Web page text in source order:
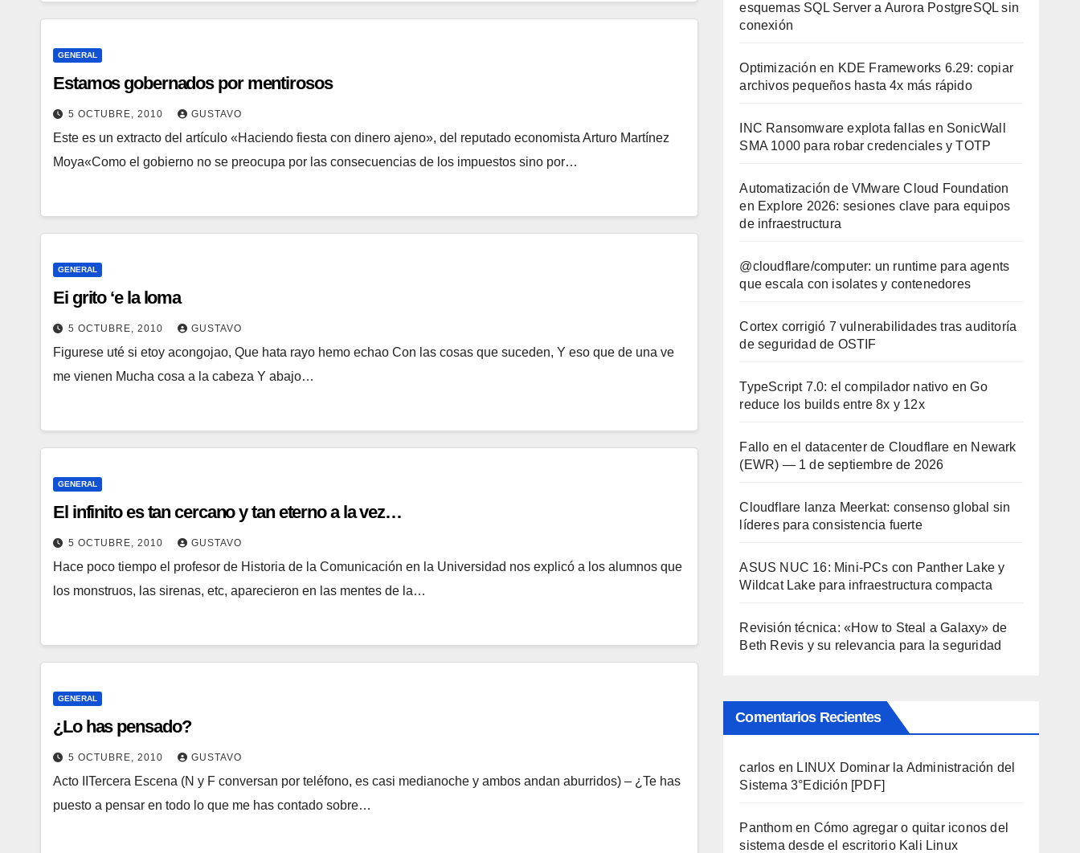
GENERAL
Estamos gobernados por mentirosos
5 OCTUBRE, 2010 GUSTAVO
Este es un extracto del artículo «Haciendo fiesta con dinero ajeno», del reputado economista Arturo Martínez
Moya«Como el gobierno no se preocupa por las consecuencias de los impuestos sino por…
GENERAL
Ei grito ‘e la loma
5 OCTUBRE, 2010 GUSTAVO
Figurese uté si etoy acongojao, Que hata rayo hemo echao Con las cosas que suceden, Y eso que de una ve
me vienen Mucha cosa a la cabeza Y abajo…
GENERAL
El infinito es tan cercano y tan eterno a la vez…
5 OCTUBRE, 2010 GUSTAVO
Hace poco tiempo el profesor de Historia de la Comunicación en la Universidad nos explicó a los alumnos que
los monstruos, las sirenas, etc, aparecieron en las mentes de la…
GENERAL
¿Lo has pensado?
5 OCTUBRE, 2010 GUSTAVO
Acto IITercera Escena (N y F conversan por teléfono, es casi medianoche y ambos andan aburridos) – ¿Te has
puesto a pensar en todo lo que me has contado sobre…
esquemas SQL Server a Aurora PostgreSQL sin
conexión
Optimización en KDE Frameworks 6.29: copiar
archivos pequeños hasta 4x más rápido
INC Ransomware explota fallas en SonicWall
SMA 1000 para robar credenciales y TOTP
Automatización de VMware Cloud Foundation
en Explore 2026: sesiones clave para equipos
de infraestructura
@cloudflare/computer: un runtime para agents
que escala con isolates y contenedores
Cortex corrigió 7 vulnerabilidades tras auditoría
de seguridad de OSTIF
TypeScript 7.0: el compilador nativo en Go
reduce los builds entre 8x y 12x
Fallo en el datacenter de Cloudflare en Newark
(EWR) — 1 de septiembre de 2026
Cloudflare lanza Meerkat: consenso global sin
líderes para consistencia fuerte
ASUS NUC 16: Mini-PCs con Panther Lake y
Wildcat Lake para infraestructura compacta
Revisión técnica: «How to Steal a Galaxy» de
Beth Revis y su relevancia para la seguridad
Comentarios Recientes
carlos en LINUX Dominar la Administración del
Sistema 3°Edición [PDF]
Panthomen Cómo agregar o quitar iconos del
sistema desde el escritorio Kali Linux